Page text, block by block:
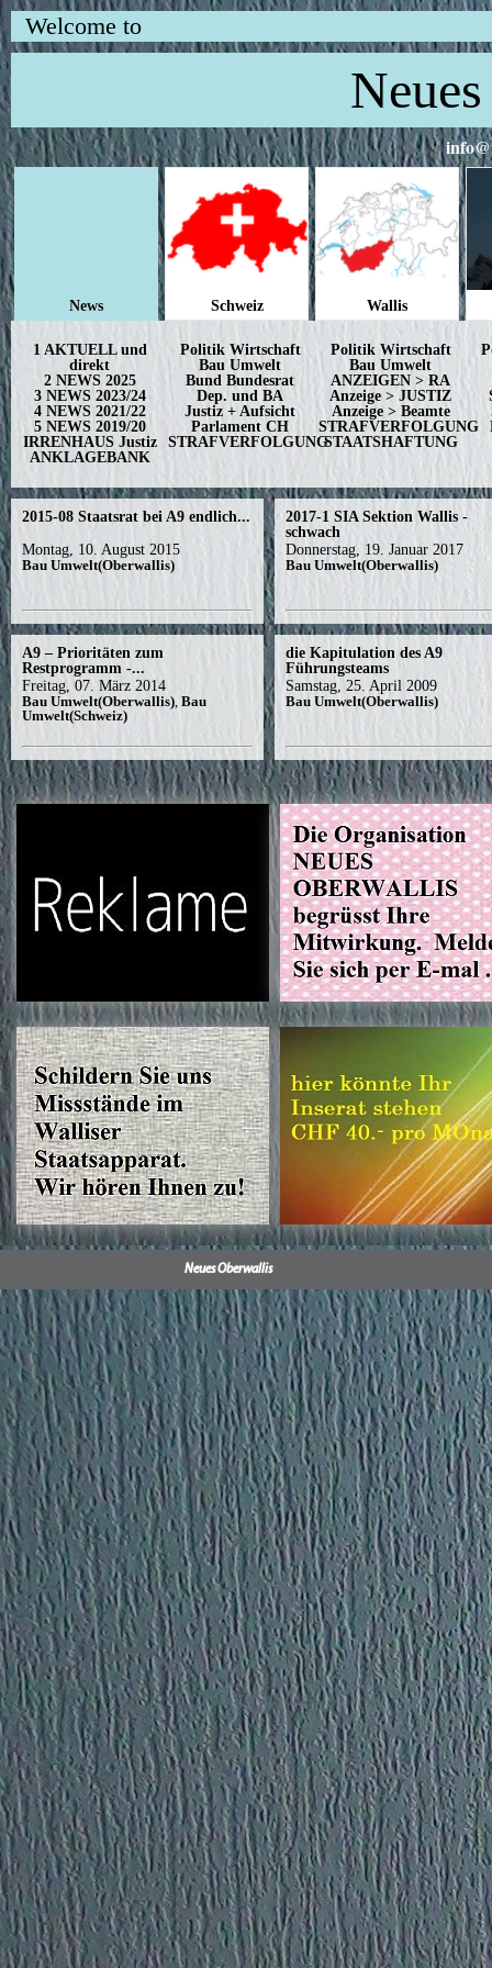
Welcome to
News Schweiz Wallis
1 AKTUELL und
direkt
2 NEWS 2025
3 NEWS 2023/24
4 NEWS 2021/22
5 NEWS 2019/20
IRRENHAUS Justiz
ANKLAGEBANK
Politik Wirtschaft
Bau Umwelt
Bund Bundesrat
Dep. und BA
Justiz + Aufsicht
Parlament CH
STRAFVERFOLGUNG
Politik Wirtschaft
Bau Umwelt
ANZEIGEN > RA
Anzeige > JUSTIZ
Anzeige > Beamte
STRAFVERFOLGUNG
STAATSHAFTUNG
2015-08 Staatsrat bei A9 endlich...
Montag, 10. August 2015
Bau Umwelt(Oberwallis)
2017-1 SIA Sektion Wallis -
schwach
Donnerstag, 19. Januar 2017
Bau Umwelt(Oberwallis)
A9 – Prioritäten zum
Restprogramm -...
Freitag, 07. März 2014
Bau Umwelt(Oberwallis), Bau
Umwelt(Schweiz)
die Kapitulation des A9
Führungsteams
Samstag, 25. April 2009
Bau Umwelt(Oberwallis)
Neues Oberwallis